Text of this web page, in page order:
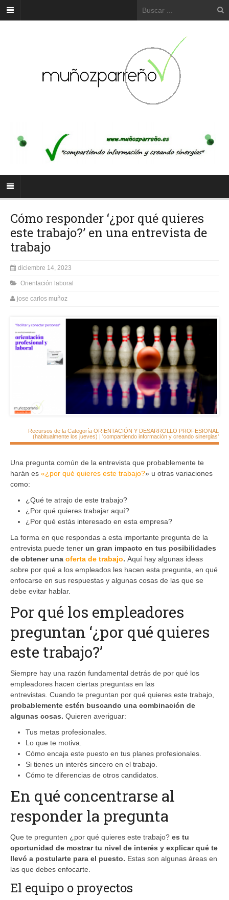
Cómo responder ‘¿por qué quieres
este trabajo?’ en una entrevista de
trabajo
diciembre 14, 2023
Orientación laboral
jose carlos muñoz
Recursos de la Categoría ORIENTACIÓN Y DESARROLLO PROFESIONAL
(habitualmente los jueves) | 'compartiendo información y creando sinergias'
Una pregunta común de la entrevista que probablemente te
harán es «¿por qué quieres este trabajo?» u otras variaciones
como:
¿Qué te atrajo de este trabajo?
¿Por qué quieres trabajar aquí?
¿Por qué estás interesado en esta empresa?
La forma en que respondas a esta importante pregunta de la
entrevista puede tener un gran impacto en tus posibilidades
de obtener una oferta de trabajo. Aquí hay algunas ideas
sobre por qué a los empleados les hacen esta pregunta, en qué
enfocarse en sus respuestas y algunas cosas de las que se
debe evitar hablar.
Por qué los empleadores
preguntan ‘¿por qué quieres
este trabajo?’
Siempre hay una razón fundamental detrás de por qué los
empleadores hacen ciertas preguntas en las
entrevistas. Cuando te preguntan por qué quieres este trabajo,
probablemente estén buscando una combinación de
algunas cosas. Quieren averiguar:
Tus metas profesionales.
Lo que te motiva.
Cómo encaja este puesto en tus planes profesionales.
Si tienes un interés sincero en el trabajo.
Cómo te diferencias de otros candidatos.
En qué concentrarse al
responder la pregunta
Que te pregunten ¿por qué quieres este trabajo? es tu
oportunidad de mostrar tu nivel de interés y explicar qué te
llevó a postularte para el puesto. Estas son algunas áreas en
las que debes enfocarte.
El equipo o proyectos